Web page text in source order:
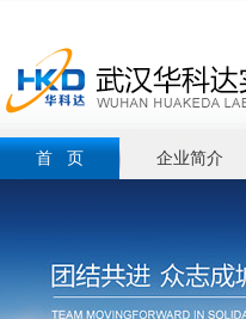
首 页 企业简介